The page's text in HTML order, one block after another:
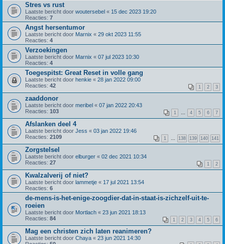
Stres vs rust
Laatste bericht door woutersebel « 15 dec 2023 19:20
Reacties: 7
Angst hersentumor
Laatste bericht door Marnix « 29 okt 2023 11:55
Reacties: 4
Verzoekingen
Laatste bericht door Marnix « 07 jul 2023 10:30
Reacties: 4
Toegespitst: Great Reset in volle gang
Laatste bericht door henkie « 28 jan 2022 09:00
Reacties: 42 1 2 3
zaaddonor
Laatste bericht door meribel « 07 jan 2022 20:43
Reacties: 103 1 4 5 6 7
Afslanken deel 4
Laatste bericht door Jess « 03 jan 2022 19:46
Reacties: 2109 1 138 139 140 141
Zorgstelsel
Laatste bericht door elburger « 02 dec 2021 10:34
Reacties: 27 1 2
Kwalzalverij of niet?
Laatste bericht door lammetje « 17 jul 2021 13:54
Reacties: 6
de-mens-is-het-enige-zoogdier-dat-in-staat-is-zichzelf-uit-te-
roeien
Laatste bericht door Mortlach « 23 jun 2021 18:13
Reacties: 84 1 2 3 4 5 6
Mag een christen zich laten reanimeren?
Laatste bericht door Chaya « 23 jun 2021 14:30